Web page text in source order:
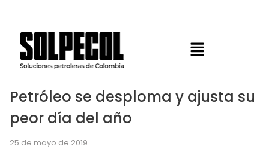
Petróleo se desploma y ajusta su
peor día del año
25 de mayo de 2019